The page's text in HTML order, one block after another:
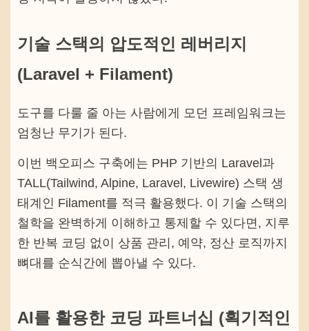
기술 스택의 압도적인 레버리지
(Laravel + Filament)
도구를 다룰 줄 아는 사람에게 모던 프레임워크는
엄청난 무기가 된다.
이번 백오피스 구축에는 PHP 기반의 Laravel과
TALL(Tailwind, Alpine, Laravel, Livewire) 스택 생
태계인 Filament를 적극 활용했다. 이 기술 스택의
철학을 완벽하게 이해하고 통제할 수 있다면, 지루
한 반복 코딩 없이 상품 관리, 예약, 정산 로직까지
뼈대를 순식간에 뽑아낼 수 있다.
AI를 활용한 코딩 파트너십 (획기적인